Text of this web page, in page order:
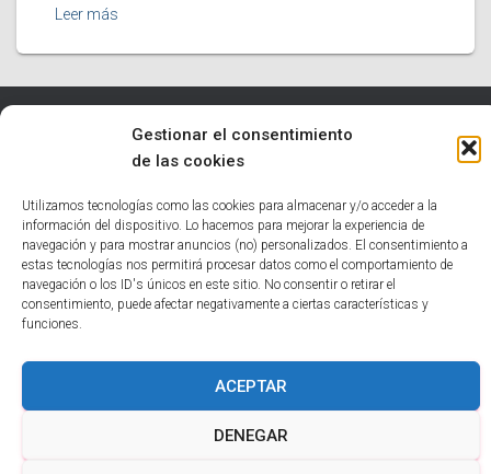
Gestionar el consentimiento
de las cookies
Utilizamos tecnologías como las cookies para almacenar y/o acceder a la
información del dispositivo. Lo hacemos para mejorar la experiencia de
navegación y para mostrar anuncios (no) personalizados. El consentimiento a
estas tecnologías nos permitirá procesar datos como el comportamiento de
navegación o los ID's únicos en este sitio. No consentir o retirar el
consentimiento, puede afectar negativamente a ciertas características y
funciones.
ACEPTAR
DENEGAR
Leer más
HUMOR NOTICIAS INTERESANTES
POLÍTICA DE COOKIES (UE)
Hestia | Desarrollado porThemeIsle